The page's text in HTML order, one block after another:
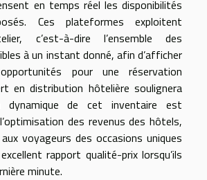
en temps réel les disponibilités
Ces plateformes exploitent
c’est-à-dire l’ensemble des
à un instant donné, afin d’afficher
pour une réservation
en distribution hôtelière soulignera
de cet inventaire est
des revenus des hôtels,
voyageurs des occasions uniques
rapport qualité-prix lorsqu’ils
minute.